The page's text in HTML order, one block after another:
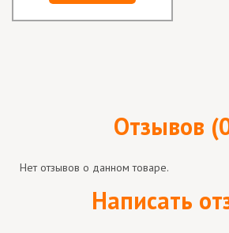
Отзывов
Нет отзывов о данном товаре.
Написать